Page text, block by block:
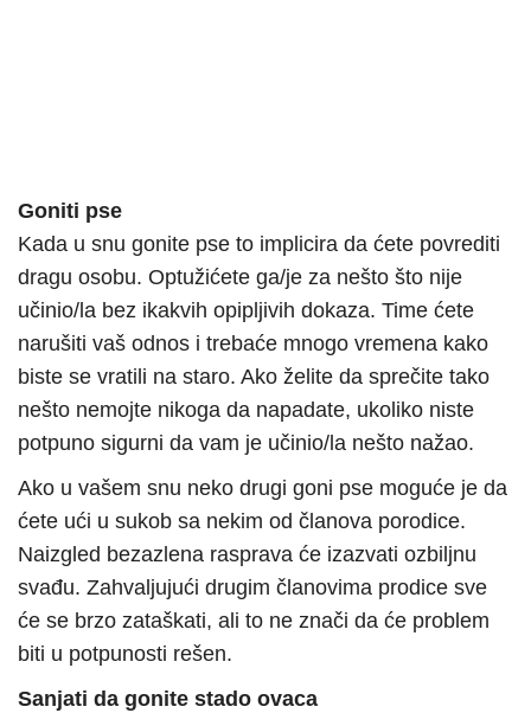
Goniti pse
Kada u snu gonite pse to implicira da ćete povrediti
dragu osobu. Optužićete ga/je za nešto što nije
učinio/la bez ikakvih opipljivih dokaza. Time ćete
narušiti vaš odnos i trebaće mnogo vremena kako
biste se vratili na staro. Ako želite da sprečite tako
nešto nemojte nikoga da napadate, ukoliko niste
potpuno sigurni da vam je učinio/la nešto nažao.
Ako u vašem snu neko drugi goni pse moguće je da
ćete ući u sukob sa nekim od članova porodice.
Naizgled bezazlena rasprava će izazvati ozbiljnu
svađu. Zahvaljujući drugim članovima prodice sve
će se brzo zataškati, ali to ne znači da će problem
biti u potpunosti rešen.
Sanjati da gonite stado ovaca